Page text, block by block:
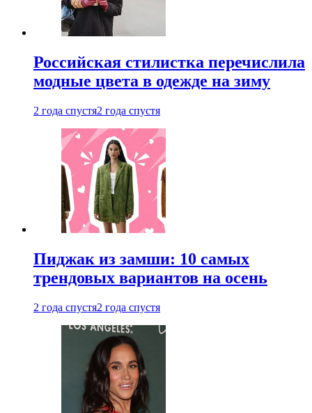
Российская стилистка перечислила
модные цвета в одежде на зиму
2 года спустя2 года спустя
Пиджак из замши: 10 самых
трендовых вариантов на осень
2 года спустя2 года спустя